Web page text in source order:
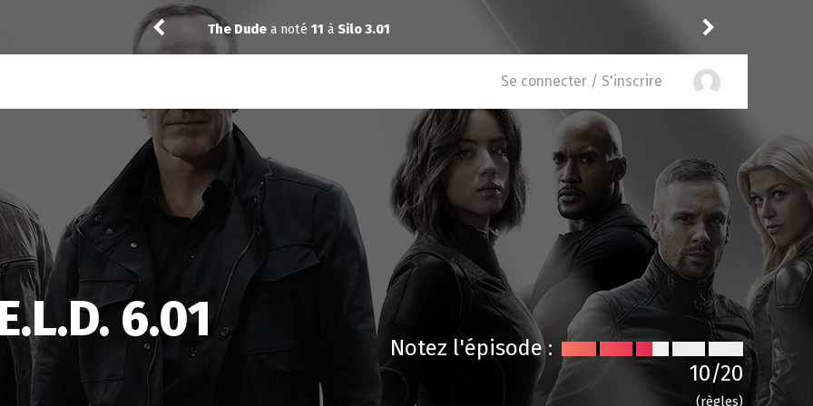
Reiseia noté11àParks and Recreation 3.04 Drannock
Se connecter / S'inscrire
6.01
Notez l'épisode :
10/20
(règles)